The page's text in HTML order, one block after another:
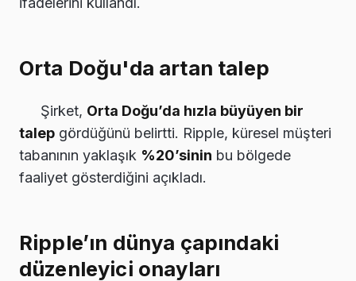
Orta Doğu'da artan talep
Şirket, Orta Doğu’da hızla büyüyen bir
talep gördüğünü belirtti. Ripple, küresel müşteri
tabanının yaklaşık %20’sinin bu bölgede
faaliyet gösterdiğini açıkladı.
Ripple’ın dünya çapındaki
düzenleyici onayları